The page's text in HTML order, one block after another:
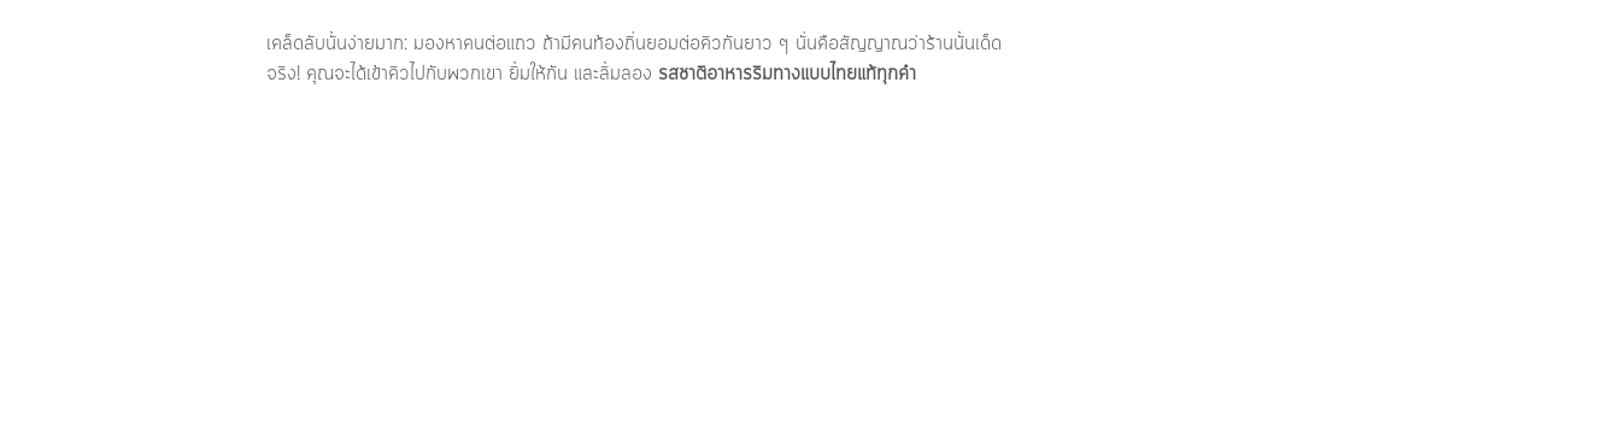
เคล็ดลับนั้นง่ายมาก: มองหาคนต่อแถว ถ้ามีคนท้องถิ่นยอมต่อคิวกันยาว ๆ นั่นคือสัญญาณว่าร้านนั้นเด็ด
จริง! คุณจะได้เข้าคิวไปกับพวกเขา ยิ้มให้กัน และลิ้มลอง รสชาติอาหารริมทางแบบไทยแท้ทุกคำ